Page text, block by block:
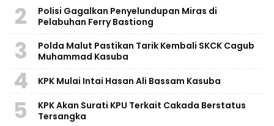
2
Polisi Gagalkan Penyelundupan Miras di
Pelabuhan Ferry Bastiong
3
Polda Malut Pastikan Tarik Kembali SKCK Cagub
Muhammad Kasuba
4 KPK Mulai Intai Hasan Ali Bassam Kasuba
5
KPK Akan Surati KPU Terkait Cakada Berstatus
Tersangka